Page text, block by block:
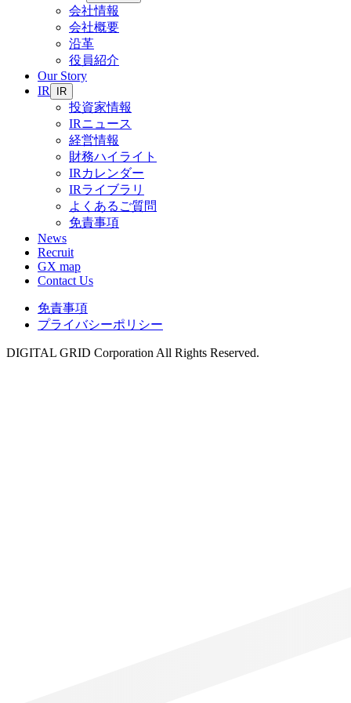
会社情報
会社概要
沿革
役員紹介
Our Story
IR
IR
投資家情報
IRニュース
経営情報
財務ハイライト
IRカレンダー
IRライブラリ
よくあるご質問
免責事項
News
Recruit
GX map
Contact Us
免責事項
プライバシーポリシー
DIGITAL GRID Corporation All Rights Reserved.